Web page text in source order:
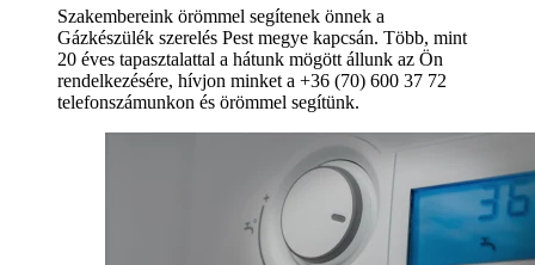
Szakembereink örömmel segítenek önnek a
Gázkészülék szerelés Pest megye kapcsán. Több, mint
20 éves tapasztalattal a hátunk mögött állunk az Ön
rendelkezésére, hívjon minket a +36 (70) 600 37 72
telefonszámunkon és örömmel segítünk.